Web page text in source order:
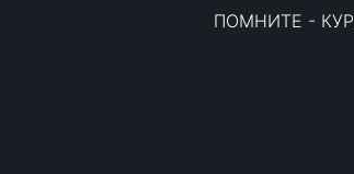
ПОМНИТЕ -